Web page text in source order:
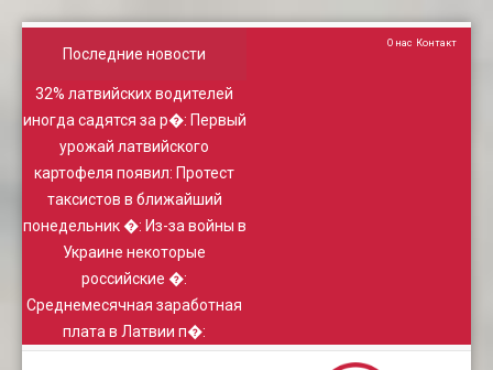
Последние новости
32% латвийских водителей
иногда садятся за р�: Первый
урожай латвийского
картофеля появил: Протест
таксистов в ближайший
понедельник �: Из-за войны в
Украине некоторые
российские �:
Среднемесячная заработная
плата в Латвии п�:
О нас Контакт